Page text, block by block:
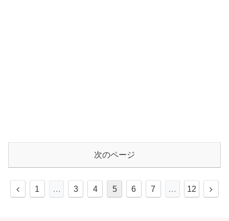
次のページ
1 … 3 4 5 6 7 … 12